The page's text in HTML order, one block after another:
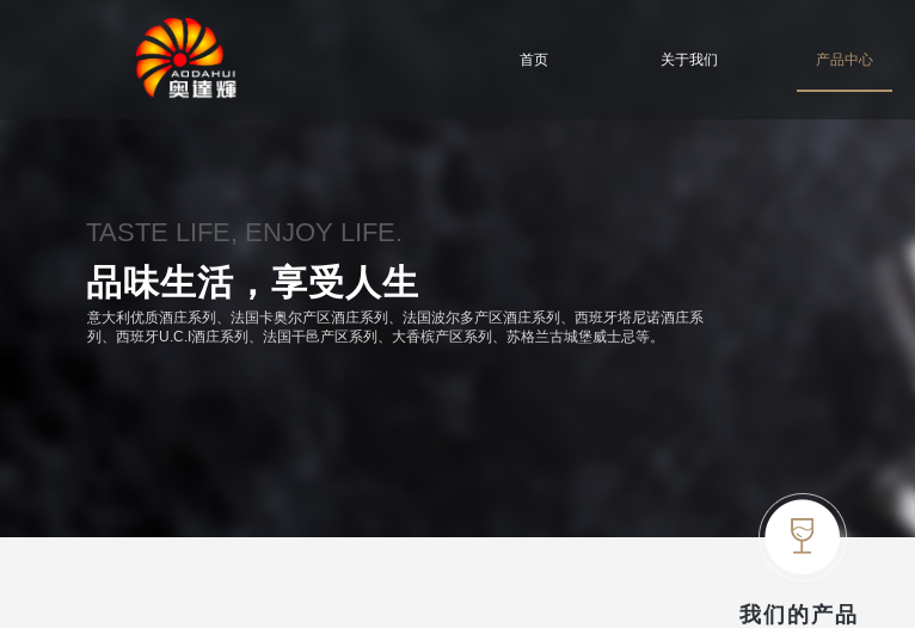
首页 关于我们 产品中心
品味生活，享受人生
TASTE LIFE, ENJOY LIFE.
意大利优质酒庄系列、法国卡奥尔产区酒庄系列、法国波尔多产区酒庄系列、西班牙塔尼诺酒庄系
列、 西班牙U.C.I酒庄系列、 法国干邑产区系列、大香槟产区系列、苏格兰古城堡威士忌等。
我们的产品